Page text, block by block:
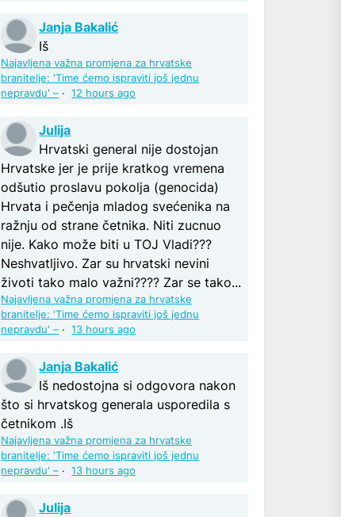
Janja Bakalić
Iš
Najavljena važna promjena za hrvatske
branitelje: 'Time ćemo ispraviti još jednu
nepravdu' – ·12 hours ago
Julija
Hrvatski general nije dostojan
Hrvatske jer je prije kratkog vremena
odšutio proslavu pokolja (genocida)
Hrvata i pečenja mladog svećenika na
ražnju od strane četnika. Niti zucnuo
nije. Kako može biti u TOJ Vladi???
Neshvatljivo. Zar su hrvatski nevini
životi tako malo važni???? Zar se tako...
Najavljena važna promjena za hrvatske
branitelje: 'Time ćemo ispraviti još jednu
nepravdu' – ·13 hours ago
Janja Bakalić
Iš nedostojna si odgovora nakon
što si hrvatskog generala usporedila s
četnikom .Iš
Najavljena važna promjena za hrvatske
branitelje: 'Time ćemo ispraviti još jednu
nepravdu' – ·13 hours ago
Julija